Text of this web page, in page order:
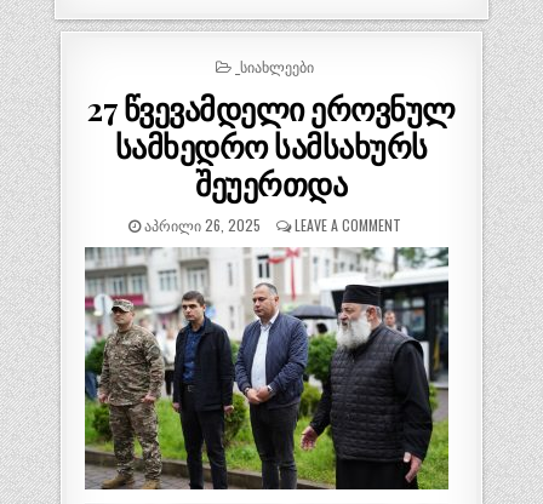
size.
POSTED
_ᲡᲘᲐᲮᲚᲔᲔᲑᲘ
27 წვევამდელი ეროვნულ
სამხედრო სამსახურს
შეუერთდა
ᲐᲞᲠᲘᲚᲘ 26, 2025 LEAVE A COMMENT